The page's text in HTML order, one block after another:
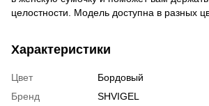
целостности. Модель доступна в разных
Характеристики
Цвет
Бордовый
Бренд
SHVIGEL